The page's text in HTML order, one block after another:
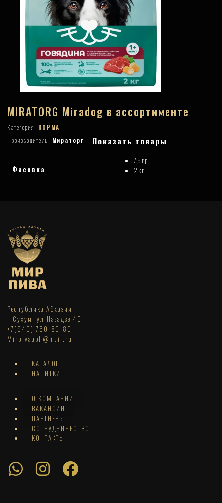
MIRATORG Miradog в ассортименте
Категория: КОРМА
Производитель: Мираторг Показать товары
Фасовка
75гр
2кг
Республика Абхазия,
г.Сухум, ул.Назадзе 40
+7(940) 760-80-80
Mirpivaabh@mail.ru
КАТАЛОГ
НАПИТКИ
О КОМПАНИИ
ВАКАНСИИ
ПАРТНЕРЫ
СОТРУДНИЧЕСТВО
КОНТАКТЫ